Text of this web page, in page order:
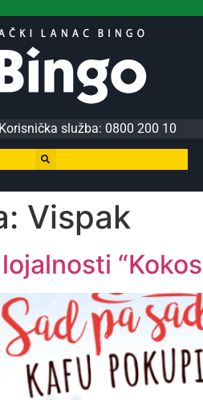
Korisnička služba: 0800 200 10
Vispak